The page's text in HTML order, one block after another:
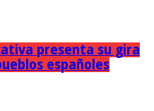
presenta su gira
españoles